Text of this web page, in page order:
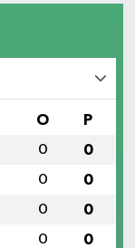
O P
0 0
0 0
0 0
0 0